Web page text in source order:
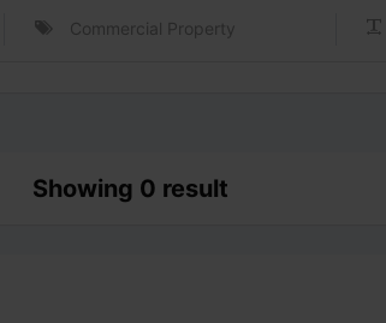
Commercial Property
Showing 0 result